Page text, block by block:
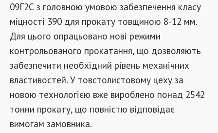
09Г2С з головною умовою забезпечення класу
міцності 390 для прокату товщиною 8-12 мм.
Для цього опрацьовано нові режими
контрольованого прокатання, що дозволяють
забезпечити необхідний рівень механічних
властивостей. У товстолистовому цеху за
новою технологією вже вироблено понад 2542
тонни прокату, що повністю відповідає
вимогам замовника.